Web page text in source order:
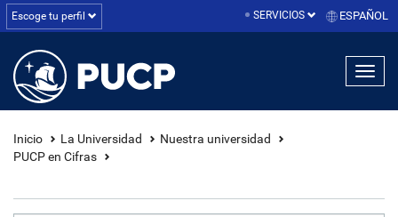
Escoge tu perfil SERVICIOS ESPAÑOL
Inicio La Universidad
Nuestra universidad
PUCP en Cifras